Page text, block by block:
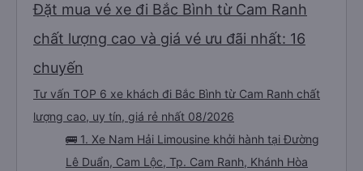
Đặt mua vé xe đi Bắc Bình từ Cam Ranh
chất lượng cao và giá vé ưu đãi nhất: 16
chuyến
Tư vấn TOP 6 xe khách đi Bắc Bình từ Cam Ranh chất
lượng cao, uy tín, giá rẻ nhất 08/2026
🚌 1. Xe Nam Hải Limousine khởi hành tại Đường
Lê Duẩn, Cam Lộc, Tp. Cam Ranh, Khánh Hòa